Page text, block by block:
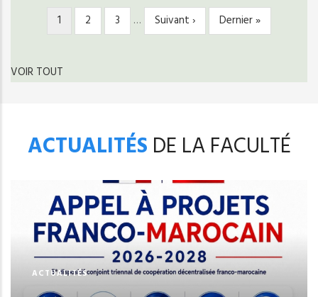
PAGINATION
Page
courante
1 Page
2 Page
3 …
Page
suivante
Suivant ›
Dernière
page
Dernier »
VOIR TOUT
ACTUALITÉS DE LA FACULTÉ
ACTUALITÉS